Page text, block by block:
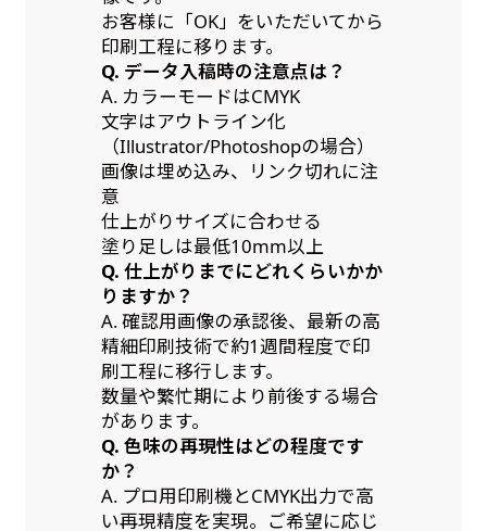
お客様に「OK」をいただいてから
印刷工程に移ります。
Q. データ入稿時の注意点は？
A. カラーモードはCMYK
文字はアウトライン化
（Illustrator/Photoshopの場合）
画像は埋め込み、リンク切れに注
意
仕上がりサイズに合わせる
塗り足しは最低10mm以上
Q. 仕上がりまでにどれくらいかか
りますか？
A. 確認用画像の承認後、最新の高
精細印刷技術で約1週間程度で印
刷工程に移行します。
数量や繁忙期により前後する場合
があります。
Q. 色味の再現性はどの程度です
か？
A. プロ用印刷機とCMYK出力で高
い再現精度を実現。ご希望に応じ